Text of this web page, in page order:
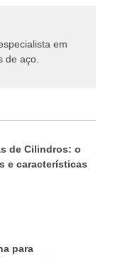
em
de aço.
de Cilindros: o
e características
para